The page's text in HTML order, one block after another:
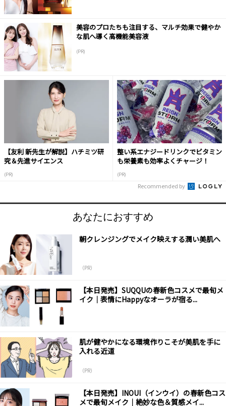
美容のプロたちも注目する、マルチ効果で健やか
な肌へ導く高機能美容液
(PR)
【友利 新先生が解説】ハチミツ研
究＆先進サイエンス
(PR)
整い系エナジードリンクでビタミン
も栄養素も効率よくチャージ！
(PR)
Recommended by
あなたにおすすめ
朝クレンジングでメイク映えする潤い美肌へ
（PR）
【本日発売】SUQQUの春新色コスメで最旬メ
イク｜表情にHappyなオーラが宿る...
肌が健やかになる環境作りこそが美肌を手に
入れる近道
（PR）
【本日発売】INOUI（インウイ）の春新色コス
メで最旬メイク｜絶妙な色＆質感メイ...